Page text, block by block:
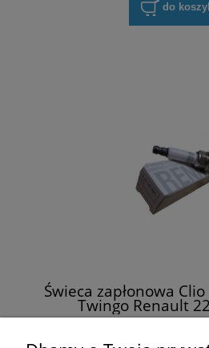
do
Świeca zapłonowa
Twingo Renault